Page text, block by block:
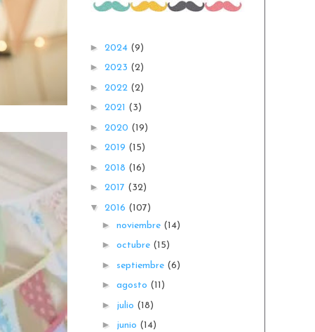
► 2024 (9)
► 2023 (2)
► 2022 (2)
► 2021 (3)
► 2020 (19)
► 2019 (15)
► 2018 (16)
► 2017 (32)
▼ 2016 (107)
► noviembre (14)
► octubre (15)
► septiembre (6)
► agosto (11)
► julio (18)
► junio (14)